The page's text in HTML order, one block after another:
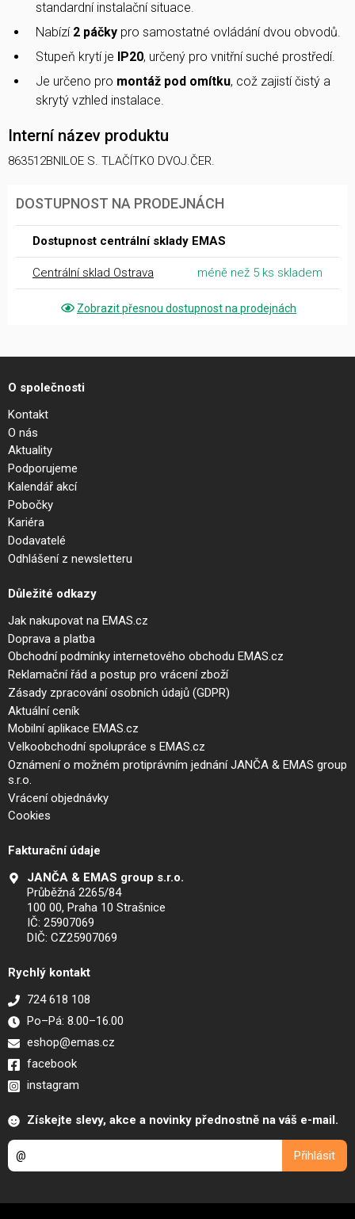
standardní instalační situace.
Nabízí 2 páčky pro samostatné ovládání dvou obvodů.
Stupeň krytí je
IP20, určený pro vnitřní suché prostředí.
Je určeno pro montáž pod omítku, což zajistí čistý a
skrytý vzhled instalace.
Interní název produktu
863512BNILOE S. TLAČÍTKO DVOJ.ČER.
DOSTUPNOST NA PRODEJNÁCH
Dostupnost centrální sklady EMAS
Centrální sklad Ostrava méně než 5 ks skladem
Zobrazit přesnou dostupnost na prodejnách
O společnosti
Kontakt
O nás
Aktuality
Podporujeme
Kalendář akcí
Pobočky
Kariéra
Dodavatelé
Odhlášení z newsletteru
Důležité odkazy
Jak nakupovat na EMAS.cz
Doprava a platba
Obchodní podmínky internetového obchodu EMAS.cz
Reklamační řád a postup pro vrácení zboží
Zásady zpracování osobních údajů (GDPR)
Aktuální ceník
Mobilní aplikace EMAS.cz
Velkoobchodní spolupráce s EMAS.cz
Oznámení o možném protiprávním jednání JANČA & EMAS group
s.r.o.
Vrácení objednávky
Cookies
Fakturační údaje
JANČA & EMAS group s.r.o.
Průběžná 2265/84
100 00, Praha 10 Strašnice
IČ: 25907069
DIČ: CZ25907069
Rychlý kontakt
724 618 108
Po–Pá: 8.00–16.00
eshop@emas.cz
facebook
instagram
Získejte slevy, akce a novinky přednostně na váš e-mail.